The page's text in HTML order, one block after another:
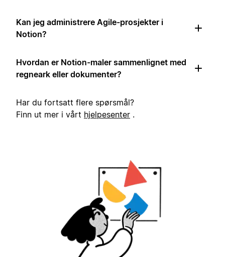
Kan jeg administrere Agile-prosjekter i
Notion?
Hvordan er Notion-maler sammenlignet med
regneark eller dokumenter?
Har du fortsatt flere spørsmål?
Finn ut mer i vårt hjelpesenter .